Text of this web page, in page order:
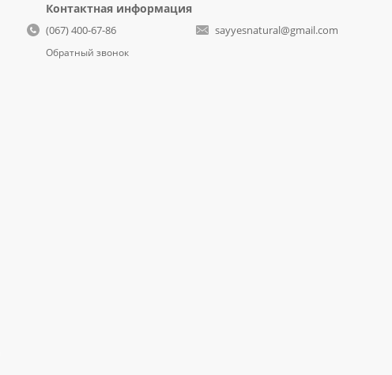
Контактная информация
(067) 400-67-86
Обратный звонок
sayyesnatural@gmail.com